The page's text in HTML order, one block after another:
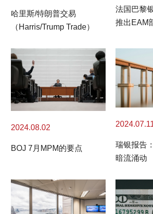
哈里斯/特朗普交易
（Harris/Trump Trade）
法国巴黎
推出EAM
2024.08.02
BOJ 7月MPM的要点
瑞银报告
暗流涌动